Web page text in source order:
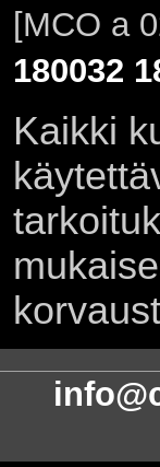
[MCO a
180032
Kaikki